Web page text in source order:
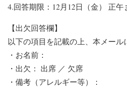
4.回答期限：12月12日（金） 正午
【出欠回答欄】
以下の項目を記載の上、本メール
・お名前：
・出欠： 出席 ／ 欠席
・備考（アレルギー等）：